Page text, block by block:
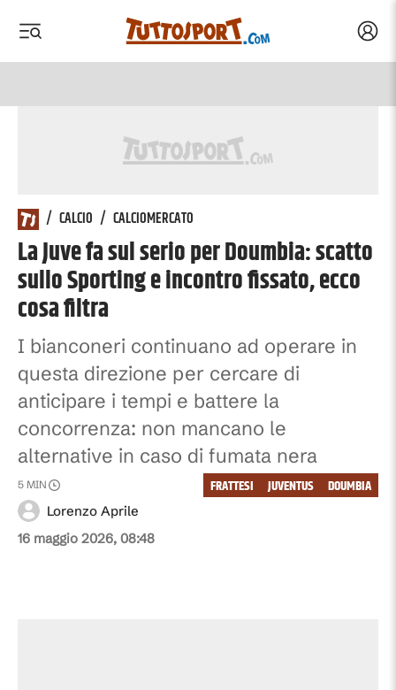
/ CALCIO / CALCIOMERCATO
La Juve fa sul serio per Doumbia: scatto
sullo Sporting e incontro fissato, ecco
cosa filtra
I bianconeri continuano ad operare in
questa direzione per cercare di
anticipare i tempi e battere la
concorrenza: non mancano le
alternative in caso di fumata nera
16 maggio 2026, 08:48
Lorenzo Aprile
5 MIN DOUMBIA
JUVENTUS
FRATTESI